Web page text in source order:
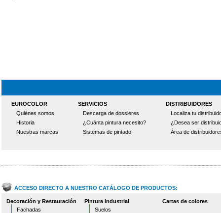
EUROCOLOR
Quiénes somos
Historia
Nuestras marcas
SERVICIOS
Descarga de dossieres
¿Cuánta pintura necesito?
Sistemas de pintado
DISTRIBUIDORES
Localiza tu
¿Desea ser
Área de
ACCESO DIRECTO A NUESTRO CATÁLOGO DE PRODUCTOS:
Decoración y Restauración
Fachadas
Pintura Industrial
Suelos
Cartas de colores